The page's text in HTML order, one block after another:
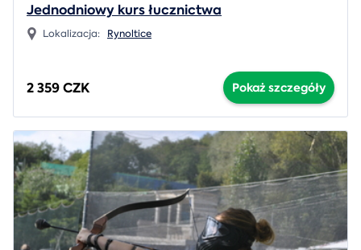
Jednodniowy kurs łucznictwa
Lokalizacja: Rynoltice
2 359 CZK Pokaż szczegóły